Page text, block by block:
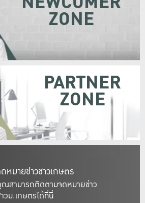
หมายข่าวชาวเกษตร
สามารถติดตามจดหมายข่าว
วม.เกษตรได้ที่นี่
ZONE
PARTNER
ZONE